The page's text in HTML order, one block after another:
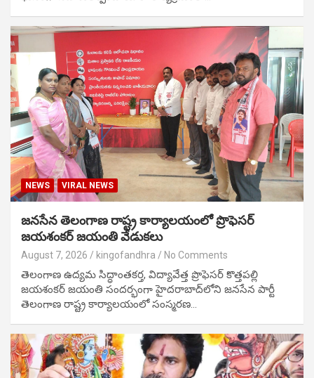
NEWS VIRAL NEWS
జనసేన తెలంగాణ రాష్ట్ర కార్యాలయంలో ప్రొఫెసర్
జయశంకర్ జయంతి వేడుకలు
August 7, 2026 kingofandhra No Comments
తెలంగాణ ఉద్యమ సిద్ధాంతకర్త, విద్యావేత్త ప్రొఫెసర్ కొత్తపల్లి
జయశంకర్ జయంతి సందర్భంగా హైదరాబాద్‌లోని జనసేన పార్టీ
తెలంగాణ రాష్ట్ర కార్యాలయంలో సంస్మరణ…